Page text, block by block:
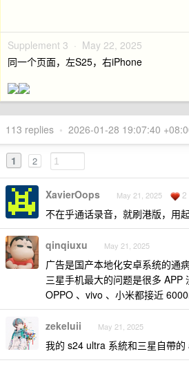
Supplement 3 · May 22, 2025
同一个页面，左S25，右iPhone
113 replies • 2026-01-28 19:07:40
1 2
XavierOops May 21, 2025 2
不在乎通话录音，就刷港版，用
qinqiuxu May 21, 2025
广告是国产本地化安卓系统的通
三星手机最大的问题是很多
OPPO 、vivo 、小米都接近
zekeluii May 21, 2025
我的 s24 ultra 系統和三星自帶的